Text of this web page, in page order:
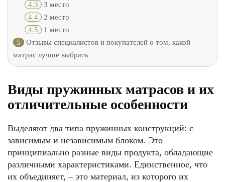
4.3 3 место
4.4 2 место
4.5 1 место
5
Отзывы специалистов и покупателей о том, какой
матрас лучше выбрать
Виды пружинных матрасов и их
отличительные особенности
Выделяют два типа пружинных конструкций: с
зависимым и независимым блоком. Это
принципиально разные виды продукта, обладающие
различными характеристиками. Единственное, что
их объединяет, – это материал, из которого их